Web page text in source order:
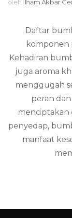
oleh Ilham Akbar
Daftar
komponen
Kehadiran
juga aroma
menggugah
peran
menciptakan
penyedap,
manfaat